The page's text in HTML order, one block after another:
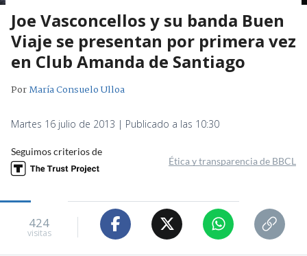
Joe Vasconcellos y su banda Buen
Viaje se presentan por primera vez
en Club Amanda de Santiago
PorMaría Consuelo Ulloa
Martes 16 julio de 2013 | Publicado a las 10:30
Seguimos criterios de
Ética y transparencia de BBCL
424
visitas